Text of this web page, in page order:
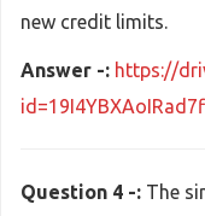
new credit limits.
Answer -: https://
Question 4 -: The